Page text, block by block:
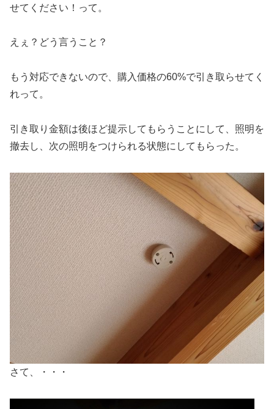
せてください！って。
えぇ？どう言うこと？
もう対応できないので、購入価格の60%で引き取らせてく
れって。
引き取り金額は後ほど提示してもらうことにして、照明を
撤去し、次の照明をつけられる状態にしてもらった。
さて、・・・